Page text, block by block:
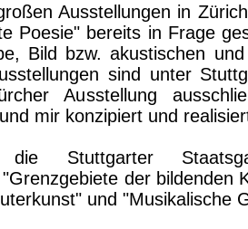
Ausstellungen in
Poesie" bereits in Frage
Bild bzw. akustischen
sind unter
Ausstellung
mir konzipiert und
die Stuttgarter
der bildenden
und "Musikalische